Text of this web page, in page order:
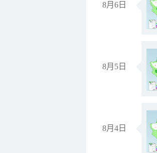
8月6日
8月5日
8月4日